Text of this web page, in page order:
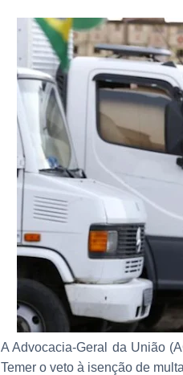
A Advocacia-Geral da União
Temer o veto à isenção de